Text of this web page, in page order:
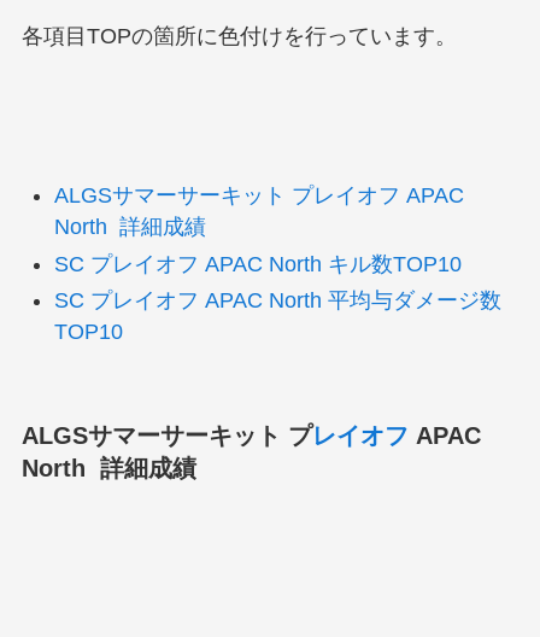
各項目TOPの箇所に色付けを行っています。
ALGSサマーサーキット プレイオフ APAC
North 詳細成績
SC プレイオフ APAC North キル数TOP10
SC プレイオフ APAC North 平均与ダメージ数
TOP10
ALGSサマーサーキット プレイオフ APAC
North 詳細成績